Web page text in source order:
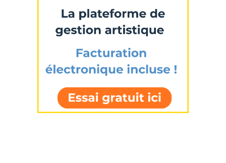
J'accepte lestermes et conditions
* Champ obligatoire